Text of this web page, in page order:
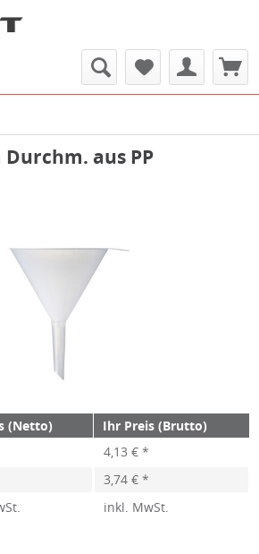
aus PP
(Netto)
Ihr Preis (Brutto)
4,13 € *
3,74 € *
inkl. MwSt.